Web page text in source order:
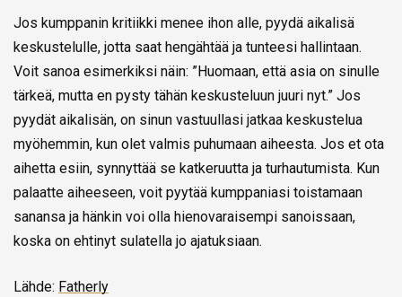
Jos kumppanin kritiikki menee ihon alle, pyydä aikalisä
keskustelulle, jotta saat hengähtää ja tunteesi hallintaan.
Voit sanoa esimerkiksi näin: ”Huomaan, että asia on sinulle
tärkeä, mutta en pysty tähän keskusteluun juuri nyt.” Jos
pyydät aikalisän, on sinun vastuullasi jatkaa keskustelua
myöhemmin, kun olet valmis puhumaan aiheesta. Jos et ota
aihetta esiin, synnyttää se katkeruutta ja turhautumista. Kun
palaatte aiheeseen, voit pyytää kumppaniasi toistamaan
sanansa ja hänkin voi olla hienovaraisempi sanoissaan,
koska on ehtinyt sulatella jo ajatuksiaan.
Lähde: Fatherly